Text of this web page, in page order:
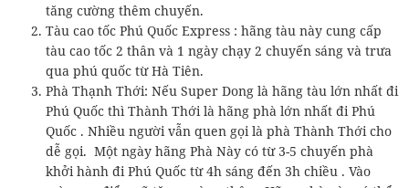
tăng cường thêm chuyến.
Tàu cao tốc Phú Quốc Express : hãng tàu này cung cấp
tàu cao tốc 2 thân và 1 ngày chạy 2 chuyến sáng và trưa
qua phú quốc từ Hà Tiên.
Phà Thạnh Thới: Nếu Super Dong là hãng tàu lớn nhất đi
Phú Quốc thì Thành Thới là hãng phà lớn nhất đi Phú
Quốc . Nhiều người vẫn quen gọi là phà Thành Thới cho
dễ gọi. Một ngày hãng Phà Này có từ 3-5 chuyến phà
khởi hành đi Phú Quốc từ 4h sáng đến 3h chiều . Vào